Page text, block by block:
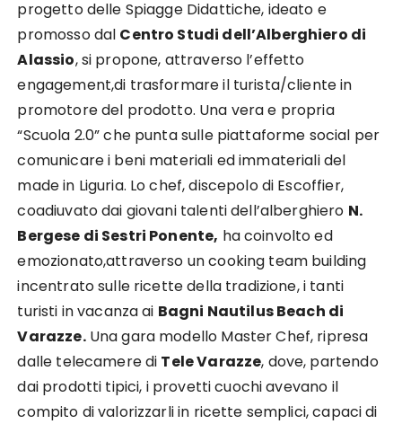
progetto delle Spiagge Didattiche, ideato e
promosso dal Centro Studi dell’Alberghiero di
Alassio, si propone, attraverso l’effetto
engagement,di trasformare il turista/cliente in
promotore del prodotto. Una vera e propria
“Scuola 2.0” che punta sulle piattaforme social per
comunicare i beni materiali ed immateriali del
made in Liguria. Lo chef, discepolo di Escoffier,
coadiuvato dai giovani talenti dell’alberghiero N.
Bergese di Sestri Ponente, ha coinvolto ed
emozionato,attraverso un cooking team building
incentrato sulle ricette della tradizione, i tanti
turisti in vacanza ai Bagni Nautilus Beach di
Varazze.Una gara modello Master Chef, ripresa
dalle telecamere di Tele Varazze, dove, partendo
dai prodotti tipici, i provetti cuochi avevano il
compito di valorizzarli in ricette semplici, capaci di